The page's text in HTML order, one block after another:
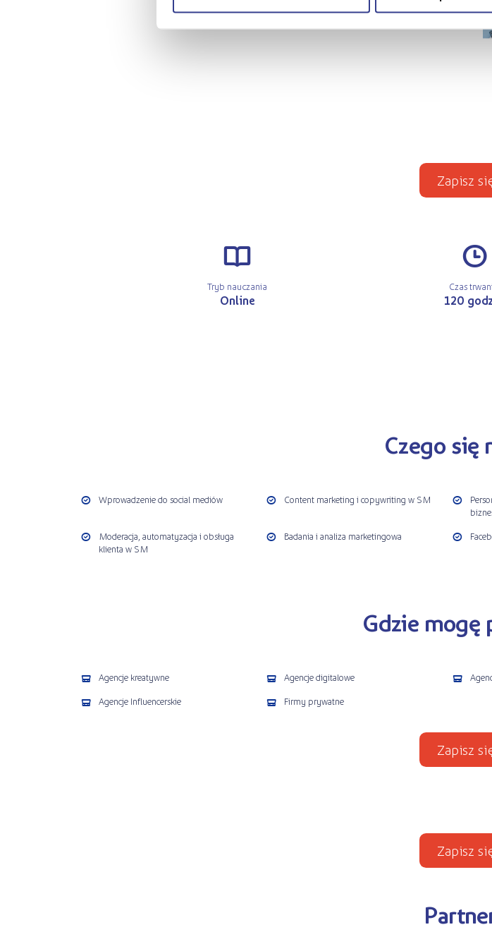
Zapisz
r
Tryb nauczania
Online
#
Czas
120
Czego się
Wprowadzenie do social mediów Content marketing i copywriting w SM
Moderacja, automatyzacja i obsługa
klienta w SM
Badania i analiza marketingowa
Gdzie mogę
Agencje kreatywne Agencje digitalowe
Agencje Influencerskie Firmy prywatne
Zapisz
Zapisz